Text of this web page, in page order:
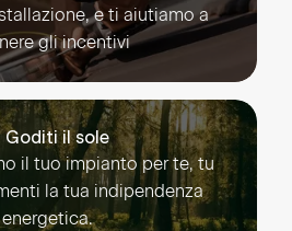
e ti aiutiamo a
gli incentivi
Goditi il sole
il tuo impianto per te, tu
la tua indipendenza
energetica.